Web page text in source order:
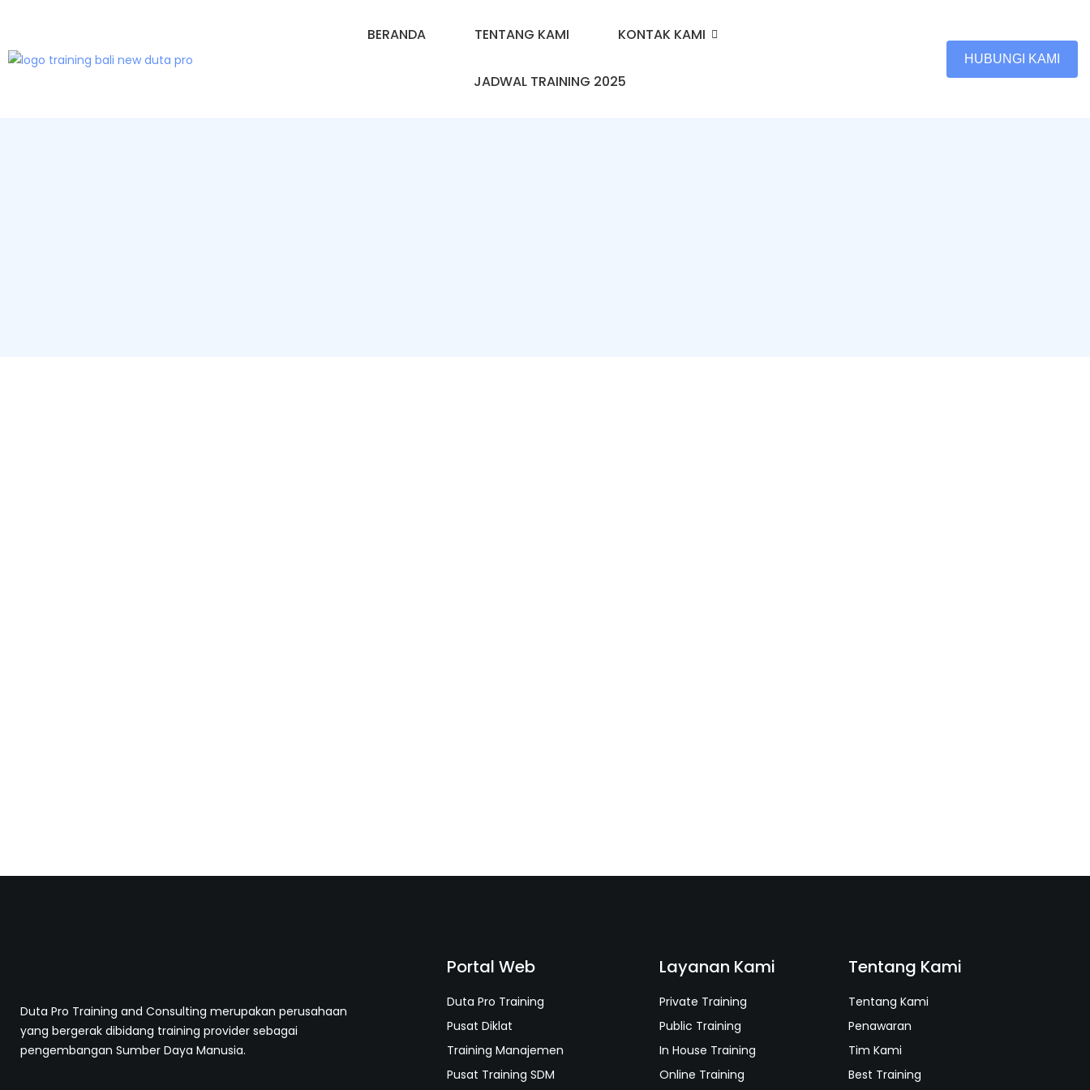
BERANDA TENTANG KAMI KONTAK KAMI
JADWAL TRAINING 2025
HUBUNGI KAMI
Duta Pro Training and Consulting merupakan perusahaan
yang bergerak dibidang training provider sebagai
pengembangan Sumber Daya Manusia.
Portal Web
Duta Pro Training
Pusat Diklat
Training Manajemen
Pusat Training SDM
Layanan Kami
Private Training
Public Training
In House Training
Online Training
Tentang Kami
Tentang Kami
Penawaran
Tim Kami
Best Training